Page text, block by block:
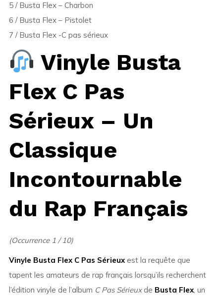
5 / Busta Flex – Charbon
6 / Busta Flex – Pistolet
7 / Busta Flex -C pas sérieux
Vinyle Busta
Flex C Pas
Sérieux – Un
Classique
Incontournable
du Rap Français
(Occurrence 1 / 10)
Vinyle Busta Flex C Pas Sérieuxest la requête que
tapent les amateurs de rap français lorsqu’ils recherchent
l’édition vinyle de l’album C Pas Sérieuxde Busta Flex, un